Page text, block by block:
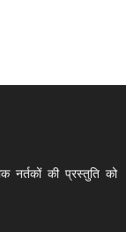
नर्तकों की प्रस्तुति को